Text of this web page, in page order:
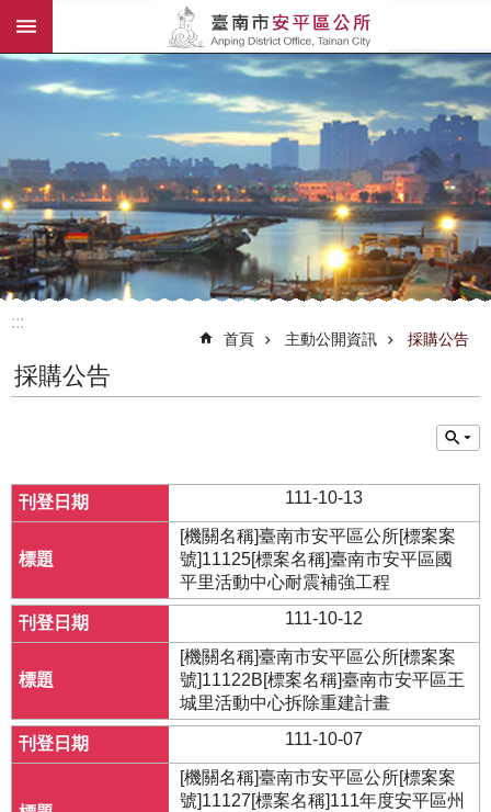
跳到主要內容區塊
:::
首頁 主動公開資訊 採購公告
採購公告
111-10-13
[機關名稱]臺南市安平區公所[標案案
號]11125[標案名稱]臺南市安平區國
平里活動中心耐震補強工程
111-10-12
[機關名稱]臺南市安平區公所[標案案
號]11122B[標案名稱]臺南市安平區王
城里活動中心拆除重建計畫
111-10-07
[機關名稱]臺南市安平區公所[標案案
號]11127[標案名稱]111年度安平區州